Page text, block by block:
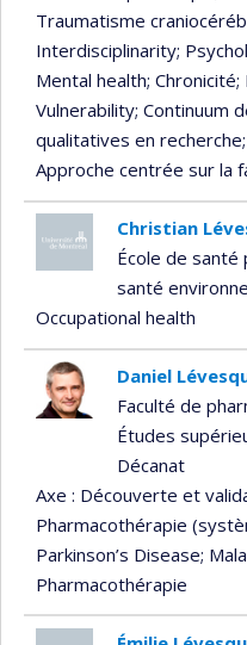
Traumatisme
Interdisciplinarity;
Mental health; Chronicité;
Vulnerability; Continuum
qualitatives en recherche
Approche centrée sur la
Christian
École de
santé
Occupational health
Daniel
Faculté de
Études
Décanat
Axe : Découverte et
Pharmacothérapie
Parkinson’s Disease;
Pharmacothérapie